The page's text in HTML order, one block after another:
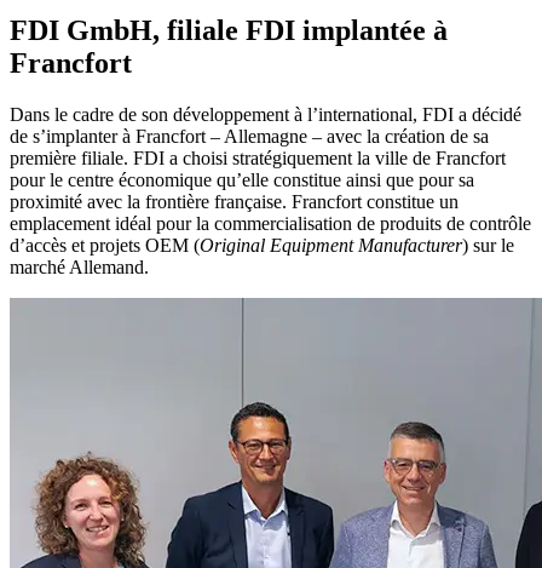
FDI GmbH, filiale FDI implantée à
Francfort
Dans le cadre de son développement à l’international, FDI a décidé
de s’implanter à Francfort – Allemagne – avec la création de sa
première filiale. FDI a choisi stratégiquement la ville de Francfort
pour le centre économique qu’elle constitue ainsi que pour sa
proximité avec la frontière française. Francfort constitue un
emplacement idéal pour la commercialisation de produits de contrôle
d’accès et projets OEM (Original Equipment Manufacturer) sur le
marché Allemand.